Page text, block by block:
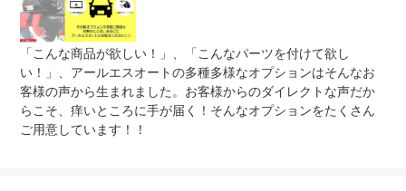
法定整備
について
消耗している部品に関しては交換します。ですが中古車で
年式が古い車両はあらゆるゴム金属が摩耗しています。さ
らに基本整備以上を望まれる場合はご相談ください。なお
チェックテスターやリフト２基もございます。
「こんな商品が欲しい！」、「こんなパーツを付けて欲し
い！」、アールエスオートの多種多様なオプションはそんなお
客様の声から生まれました。お客様からのダイレクトな声だか
らこそ、痒いところに手が届く！そんなオプションをたくさん
ご用意しています！！